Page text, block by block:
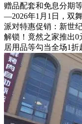
赠品配套和免息分期
—2026年1月1日，双
派对特惠促销：新世
解锁！竟然之家推出0
居用品等勾当全场1折